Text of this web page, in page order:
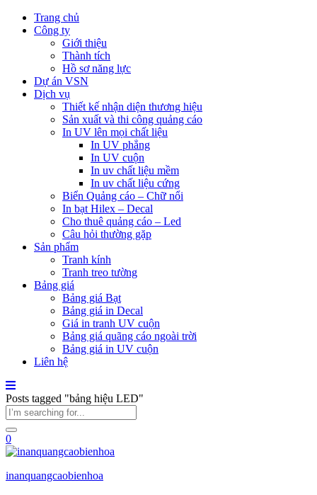
Trang chủ
Công ty
Giới thiệu
Thành tích
Hồ sơ năng lực
Dự án VSN
Dịch vụ
Thiết kế nhận diện thương hiệu
Sản xuất và thi công quảng cáo
In UV lên mọi chất liệu
In UV phẳng
In UV cuộn
In uv chất liệu mềm
In uv chất liệu cứng
Biển Quảng cáo – Chữ nổi
In bạt Hilex – Decal
Cho thuê quảng cáo – Led
Câu hỏi thường gặp
Sản phẩm
Tranh kính
Tranh treo tường
Bảng giá
Bảng giá Bạt
Bảng giá in Decal
Giá in tranh UV cuộn
Bảng giá quãng cáo ngoài trời
Bảng giá in UV cuộn
Liên hệ
Posts tagged "bảng hiệu LED"
0
inanquangcaobienhoa